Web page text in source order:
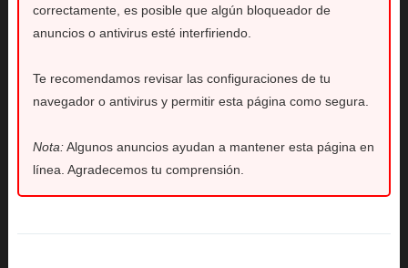
correctamente, es posible que algún bloqueador de
anuncios o antivirus esté interfiriendo.
Te recomendamos revisar las configuraciones de tu
navegador o antivirus y permitir esta página como segura.
Nota:Algunos anuncios ayudan a mantener esta página en
línea. Agradecemos tu comprensión.